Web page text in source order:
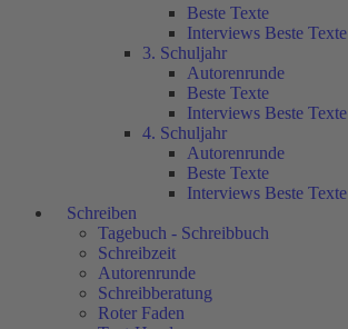
Beste Texte
Interviews Beste Texte
3. Schuljahr
Autorenrunde
Beste Texte
Interviews Beste Texte
4. Schuljahr
Autorenrunde
Beste Texte
Interviews Beste Texte
Schreiben
Tagebuch - Schreibbuch
Schreibzeit
Autorenrunde
Schreibberatung
Roter Faden